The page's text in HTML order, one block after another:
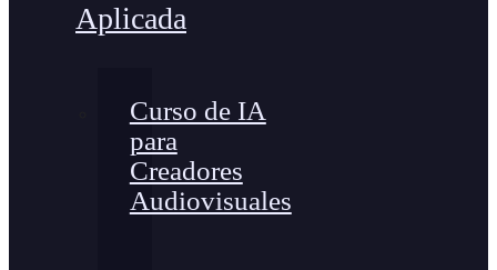
Aplicada
Curso de IA
para
Creadores
Audiovisuales